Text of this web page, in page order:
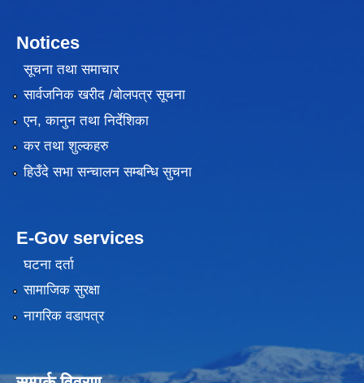
Notices
सूचना तथा समाचार
सार्वजनिक खरीद /बोलपत्र सूचना
एन, कानुन तथा निर्देशिका
कर तथा शुल्कहरु
हिउँदे सभा सन्चालन सम्बन्धि सुचना
E-Gov services
घटना दर्ता
सामाजिक सुरक्षा
नागरिक वडापत्र